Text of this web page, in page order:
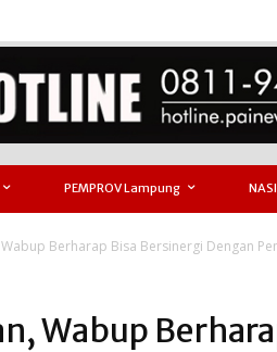
PEMPROV Lampung
Wabup Berharap Bisa Bersinergi Dengan
Wabup